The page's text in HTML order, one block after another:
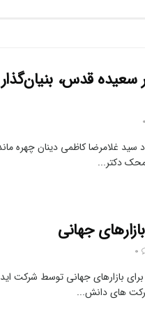
سعیده قدس،
غلامرضا کاظمی دینان چهره
دکتر...
جهانی
بازارهای جهانی توسط شرکت
های دانش...